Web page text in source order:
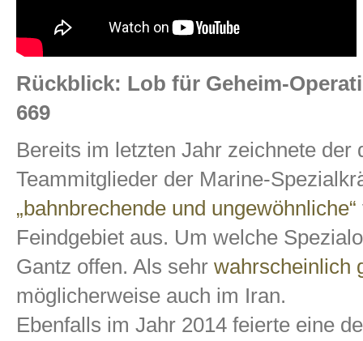
Rückblick: Lob für Geheim-
669
Bereits im letzten Jahr zeichnete
Teammitglieder der Marine-
„bahnbrechende und ungewöhnliche“
Feindgebiet aus. Um welche
Gantz offen. Als sehr wahrscheinlich
möglicherweise auch im Iran.
Ebenfalls im Jahr 2014 feierte eine